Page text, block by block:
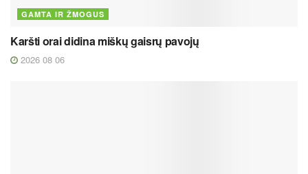
GAMTA IR ŽMOGUS
Karšti orai didina miškų gaisrų pavojų
2026 08 06